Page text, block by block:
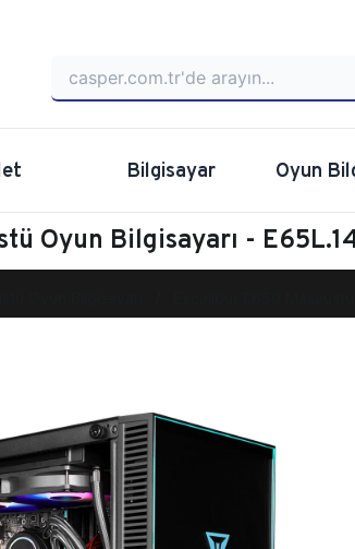
Bilgisayar Oyun
Oyun Bilgisayarı -